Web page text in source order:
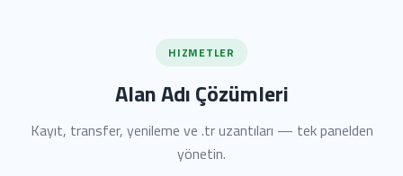
HIZMETLER
Alan Adı Çözümleri
Kayıt, transfer, yenileme ve .tr uzantıları — tek panelden
yönetin.